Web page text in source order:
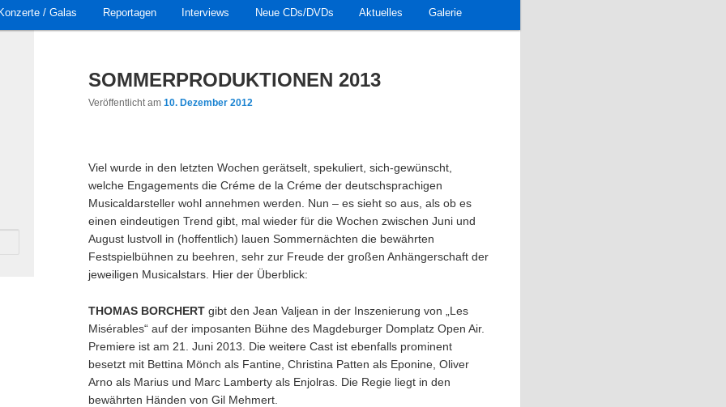
Konzerte / Galas Reportagen Interviews Neue CDs/DVDs Aktuelles Galerie
SOMMERPRODUKTIONEN 2013
Veröffentlicht am 10. Dezember 2012
Viel wurde in den letzten Wochen gerätselt, spekuliert, sich-gewünscht,
welche Engagements die Créme de la Créme der deutschsprachigen
Musicaldarsteller wohl annehmen werden. Nun – es sieht so aus, als ob es
einen eindeutigen Trend gibt, mal wieder für die Wochen zwischen Juni und
August lustvoll in (hoffentlich) lauen Sommernächten die bewährten
Festspielbühnen zu beehren, sehr zur Freude der großen Anhängerschaft der
jeweiligen Musicalstars. Hier der Überblick:
THOMAS BORCHERT gibt den Jean Valjean in der Inszenierung von „Les
Misérables“ auf der imposanten Bühne des Magdeburger Domplatz Open Air.
Premiere ist am 21. Juni 2013. Die weitere Cast ist ebenfalls prominent
besetzt mit Bettina Mönch als Fantine, Christina Patten als Eponine, Oliver
Arno als Marius und Marc Lamberty als Enjolras. Die Regie liegt in den
bewährten Händen von Gil Mehmert.